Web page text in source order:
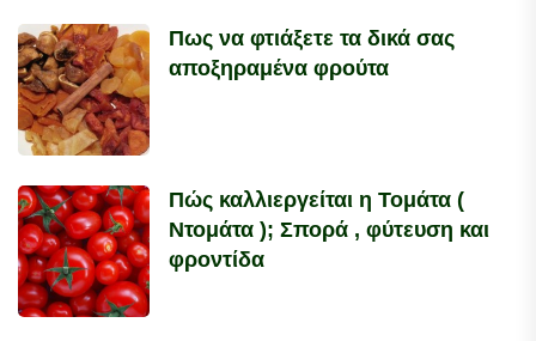
Πως να φτιάξετε τα δικά σας
αποξηραμένα φρούτα
Πώς καλλιεργείται η Τομάτα (
Ντομάτα ); Σπορά , φύτευση και
φροντίδα